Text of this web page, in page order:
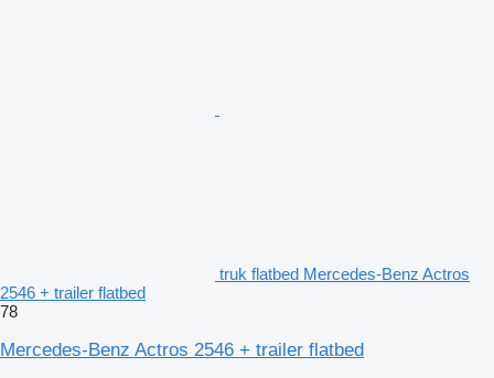
truk flatbed Mercedes-Benz Actros
2546 + trailer flatbed
78
Mercedes-Benz Actros 2546 + trailer flatbed